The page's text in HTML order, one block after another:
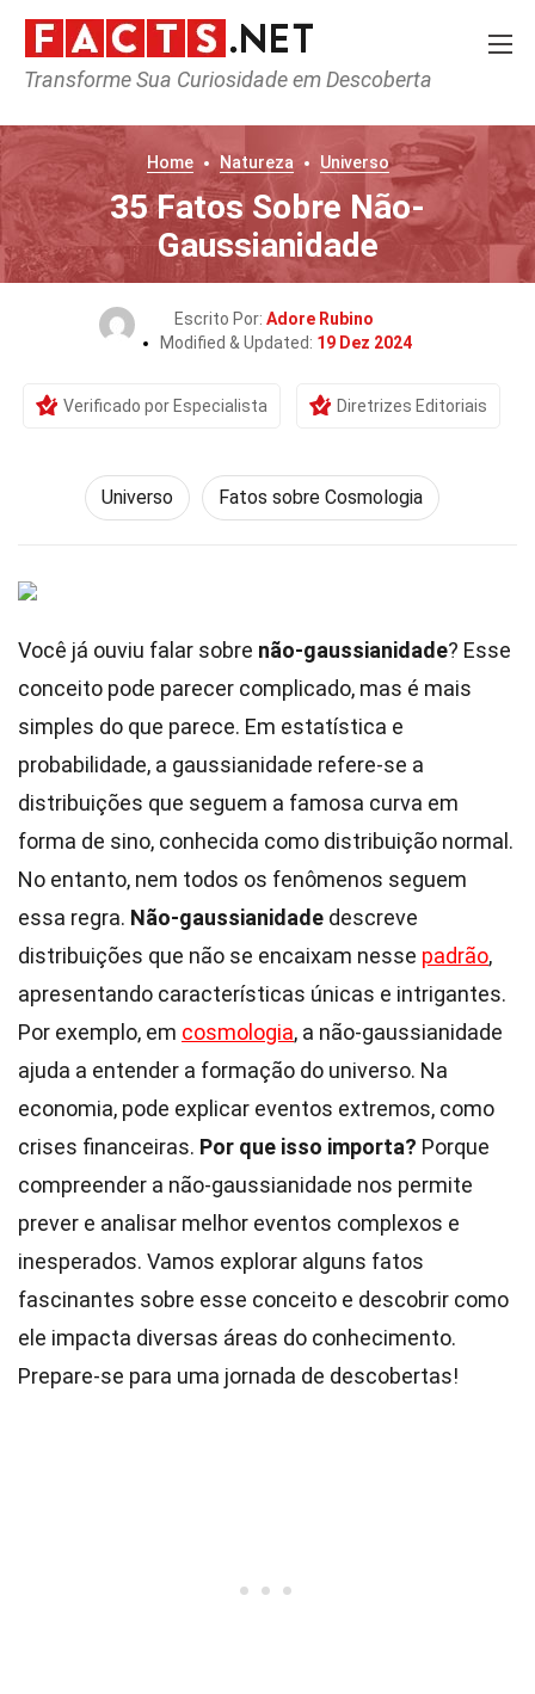
Transforme Sua Curiosidade em Descoberta
Home Natureza Universo
35 Fatos Sobre Não-
Gaussianidade
Escrito Por: Adore Rubino
Modified & Updated: 19 Dez 2024
Verificado por Especialista Diretrizes Editoriais
Universo Fatos sobre Cosmologia
Você já ouviu falar sobre não-gaussianidade? Esse
conceito pode parecer complicado, mas é mais
simples do que parece. Em estatística e
probabilidade, a gaussianidade refere-se a
distribuições que seguem a famosa curva em
forma de sino, conhecida como distribuição normal.
No entanto, nem todos os fenômenos seguem
essa regra. Não-gaussianidade descreve
distribuições que não se encaixam nesse padrão,
apresentando características únicas e intrigantes.
Por exemplo, em cosmologia, a não-gaussianidade
ajuda a entender a formação do universo. Na
economia, pode explicar eventos extremos, como
crises financeiras. Por que isso importa? Porque
compreender a não-gaussianidade nos permite
prever e analisar melhor eventos complexos e
inesperados. Vamos explorar alguns fatos
fascinantes sobre esse conceito e descobrir como
ele impacta diversas áreas do conhecimento.
Prepare-se para uma jornada de descobertas!